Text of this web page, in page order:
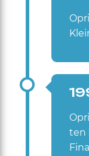
ten